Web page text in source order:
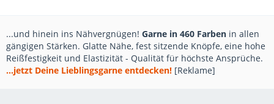
...und hinein ins Nähvergnügen! Garne in 460 Farben in allen
gängigen Stärken. Glatte Nähe, fest sitzende Knöpfe, eine hohe
Reißfestigkeit und Elastizität - Qualität für höchste Ansprüche.
...jetzt Deine Lieblingsgarne entdecken! [Reklame]